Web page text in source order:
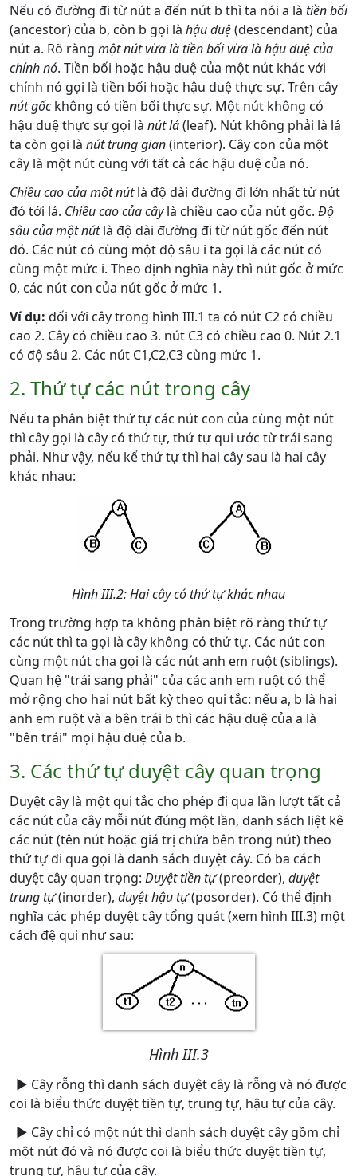
Nếu có đường đi từ nút a đến nút b thì ta nói a là tiền bối
(ancestor) của b, còn b gọi là hậu duệ(descendant) của
nút a. Rõ ràng một nút vừa là tiền bối vừa là hậu duệ của
chính nó. Tiền bối hoặc hậu duệ của một nút khác với
chính nó gọi là tiền bối hoặc hậu duệ thực sự. Trên cây
nút gốckhông có tiền bối thực sự. Một nút không có
hậu duệ thực sự gọi là nút lá(leaf). Nút không phải là lá
ta còn gọi là nút trung gian(interior). Cây con của một
cây là một nút cùng với tất cả các hậu duệ của nó.
Chiều cao của một nútlà độ dài đường đi lớn nhất từ nút
đó tới lá. Chiều cao của câylà chiều cao của nút gốc. Độ
sâu của một nútlà độ dài đường đi từ nút gốc đến nút
đó. Các nút có cùng một độ sâu i ta gọi là các nút có
cùng một mức i. Theo định nghĩa này thì nút gốc ở mức
0, các nút con của nút gốc ở mức 1.
Ví dụ: đối với cây trong hình III.1 ta có nút C2 có chiều
cao 2. Cây có chiều cao 3. nút C3 có chiều cao 0. Nút 2.1
có độ sâu 2. Các nút C1,C2,C3 cùng mức 1.
2. Thứ tự các nút trong cây
Nếu ta phân biệt thứ tự các nút con của cùng một nút
thì cây gọi là cây có thứ tự, thứ tự qui ước từ trái sang
phải. Như vậy, nếu kể thứ tự thì hai cây sau là hai cây
khác nhau:
Hình III.2: Hai cây có thứ tự khác nhau
Trong trường hợp ta không phân biệt rõ ràng thứ tự
các nút thì ta gọi là cây không có thứ tự. Các nút con
cùng một nút cha gọi là các nút anh em ruột (siblings).
Quan hệ "trái sang phải" của các anh em ruột có thể
mở rộng cho hai nút bất kỳ theo qui tắc: nếu a, b là hai
anh em ruột và a bên trái b thì các hậu duệ của a là
"bên trái" mọi hậu duệ của b.
3. Các thứ tự duyệt cây quan trọng
Duyệt cây là một qui tắc cho phép đi qua lần lượt tất cả
các nút của cây mỗi nút đúng một lần, danh sách liệt kê
các nút (tên nút hoặc giá trị chứa bên trong nút) theo
thứ tự đi qua gọi là danh sách duyệt cây. Có ba cách
duyệt cây quan trọng: Duyệt tiền tự(preorder), duyệt
trung tự(inorder), duyệt hậu tự(posorder). Có thể định
nghĩa các phép duyệt cây tổng quát (xem hình III.3) một
cách đệ qui như sau:
Hình III.3
► Cây rỗng thì danh sách duyệt cây là rỗng và nó được
coi là biểu thức duyệt tiền tự, trung tự, hậu tự của cây.
► Cây chỉ có một nút thì danh sách duyệt cây gồm chỉ
một nút đó và nó được coi là biểu thức duyệt tiền tự,
trung tự, hậu tự của cây.